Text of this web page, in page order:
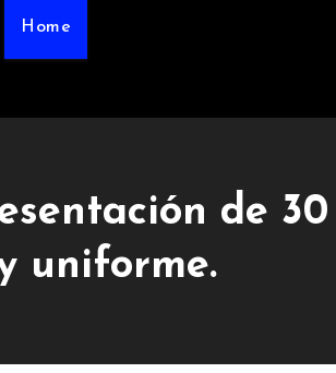
Home
de 30
uniforme.